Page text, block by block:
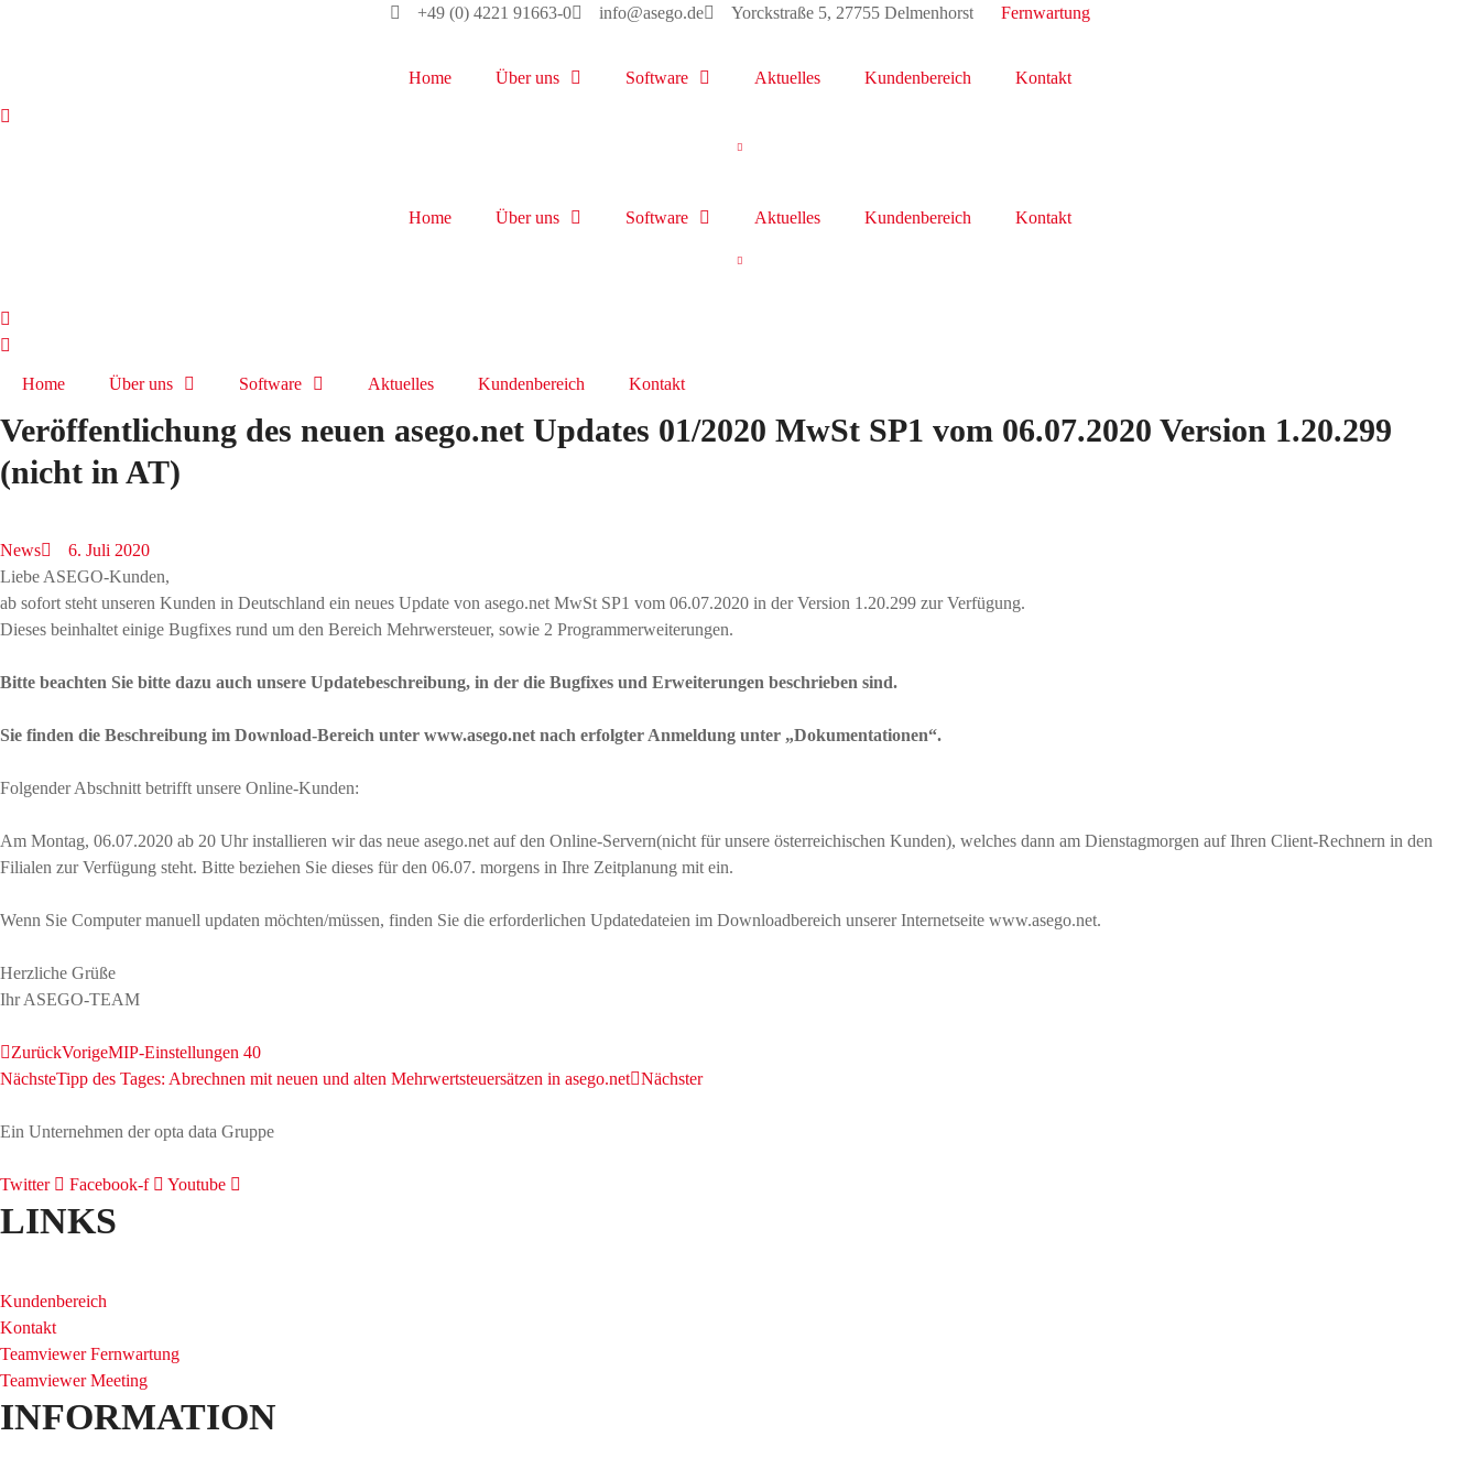
+49 (0) 4221 91663-0 info@asego.de Yorckstraße 5, 27755 Delmenhorst Fernwartung
Home Über uns Software Aktuelles Kundenbereich Kontakt
Home Über uns Software Aktuelles Kundenbereich Kontakt
Home Über uns Software Aktuelles Kundenbereich Kontakt
Veröffentlichung des neuen asego.net Updates 01/2020 MwSt SP1 vom 06.07.2020 Version 1.20.299
(nicht in AT)
News
6. Juli 2020
Liebe ASEGO-Kunden,
ab sofort steht unseren Kunden in Deutschland ein neues Update von asego.net MwSt SP1 vom 06.07.2020 in der Version 1.20.299 zur Verfügung.
Dieses beinhaltet einige Bugfixes rund um den Bereich Mehrwersteuer, sowie 2 Programmerweiterungen.
Bitte beachten Sie bitte dazu auch unsere Updatebeschreibung, in der die Bugfixes und Erweiterungen beschrieben sind.
Sie finden die Beschreibung im Download-Bereich unter www.asego.net nach erfolgter Anmeldung unter „Dokumentationen“.
Folgender Abschnitt betrifft unsere Online-Kunden:
Am Montag, 06.07.2020 ab 20 Uhr installieren wir das neue asego.net auf den Online-Servern(nicht für unsere österreichischen Kunden), welches dann am Dienstagmorgen auf Ihren Client-Rechnern in den
Filialen zur Verfügung steht. Bitte beziehen Sie dieses für den 06.07. morgens in Ihre Zeitplanung mit ein.
Wenn Sie Computer manuell updaten möchten/müssen, finden Sie die erforderlichen Updatedateien im Downloadbereich unserer Internetseite www.asego.net.
Herzliche Grüße
Ihr ASEGO-TEAM
ZurückVorigeMIP-Einstellungen 40
NächsteTipp des Tages: Abrechnen mit neuen und alten Mehrwertsteuersätzen in asego.net Nächster
Ein Unternehmen der opta data Gruppe
Twitter Facebook-f Youtube
LINKS
Kundenbereich
Kontakt
Teamviewer Fernwartung
Teamviewer Meeting
INFORMATION